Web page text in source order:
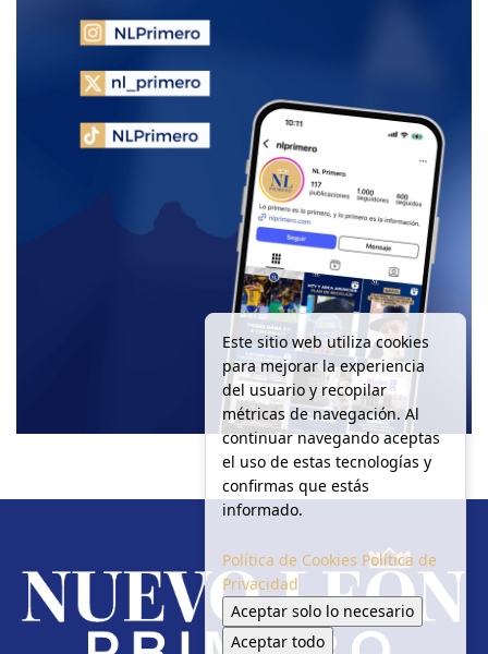
Este sitio web utiliza cookies
para mejorar la experiencia
del usuario y recopilar
métricas de navegación. Al
continuar navegando aceptas
el uso de estas tecnologías y
confirmas que estás
informado.
Política de Cookies Política de
Privacidad
Aceptar solo lo necesario
Aceptar todo